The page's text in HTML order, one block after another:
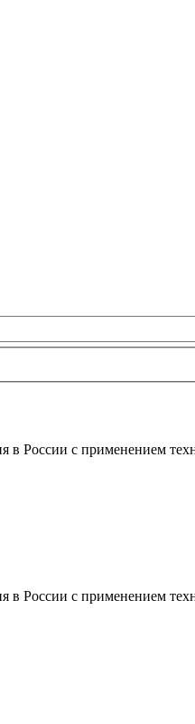
России с применением
России с применением